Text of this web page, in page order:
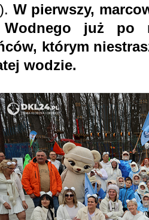
W pierwszy,
Wodnego już po
którym
wodzie.